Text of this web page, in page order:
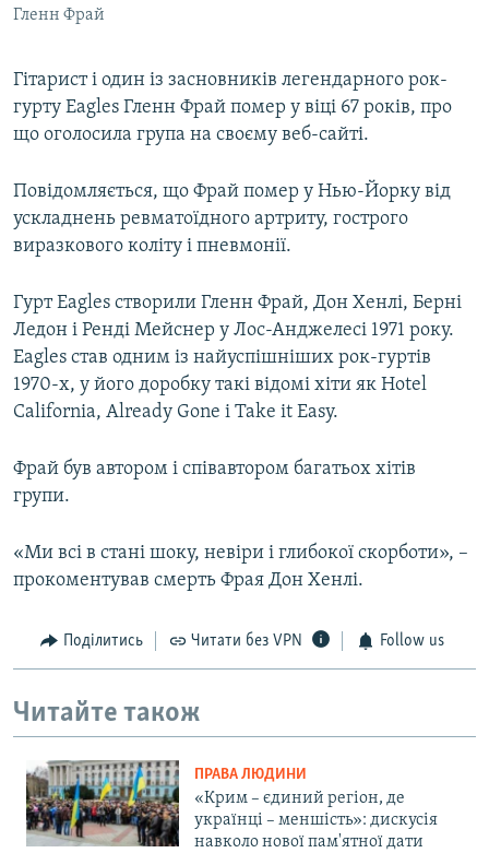
ІНФОГРАФІКА
ДОЛУЧАЙСЯ!
Усі сайти RFE/RL
Гленн Фрай
Гітарист і один із засновників легендарного рок-
гурту Eagles Гленн Фрай помер у віці 67 років, про
що оголосила група на своєму веб-сайті.
Повідомляється, що Фрай помер у Нью-Йорку від
ускладнень ревматоїдного артриту, гострого
виразкового коліту і пневмонії.
Гурт Eagles створили Гленн Фрай, Дон Хенлі, Берні
Ледон і Ренді Мейснер у Лос-Анджелесі 1971 року.
Eagles став одним із найуспішніших рок-гуртів
1970-х, у його доробку такі відомі хіти як Hotel
California, Already Gone і Take it Easy.
Фрай був автором і співавтором багатьох хітів
групи.
«Ми всі в стані шоку, невіри і глибокої скорботи», –
прокоментував смерть Фрая Дон Хенлі.
Поділитись Читати без VPN Follow us
Читайте також
ПРАВА ЛЮДИНИ
«Крим – єдиний регіон, де
українці – меншість»: дискусія
навколо нової пам'ятної дати